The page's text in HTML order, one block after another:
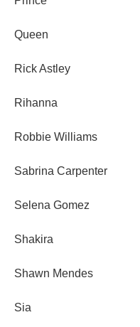
Queen
Rick Astley
Rihanna
Robbie Williams
Sabrina Carpenter
Selena Gomez
Shakira
Shawn Mendes
Sia